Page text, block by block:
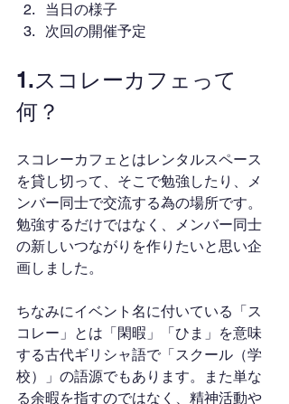
当日の様子
次回の開催予定
1.スコレーカフェって
何？
スコレーカフェとはレンタルスペース
を貸し切って、そこで勉強したり、メ
ンバー同士で交流する為の場所です。
勉強するだけではなく、メンバー同士
の新しいつながりを作りたいと思い企
画しました。
ちなみにイベント名に付いている「ス
コレー」とは「閑暇」「ひま」を意味
する古代ギリシャ語で「スクール（学
校）」の語源でもあります。また単な
る余暇を指すのではなく、精神活動や